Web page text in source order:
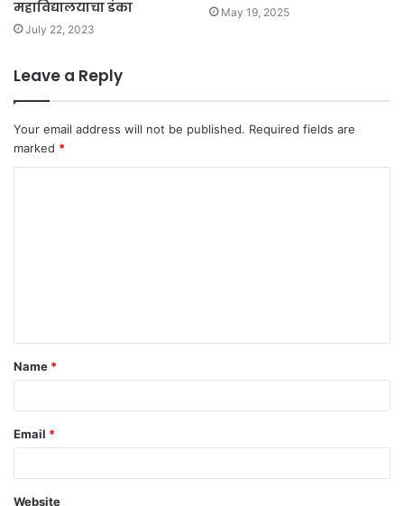
महाविद्यालयाचा डंका
July 22, 2023
May 19, 2025
Leave a Reply
Your email address will not be published. Required fields are
marked *
t
*
Name *
Email *
Website